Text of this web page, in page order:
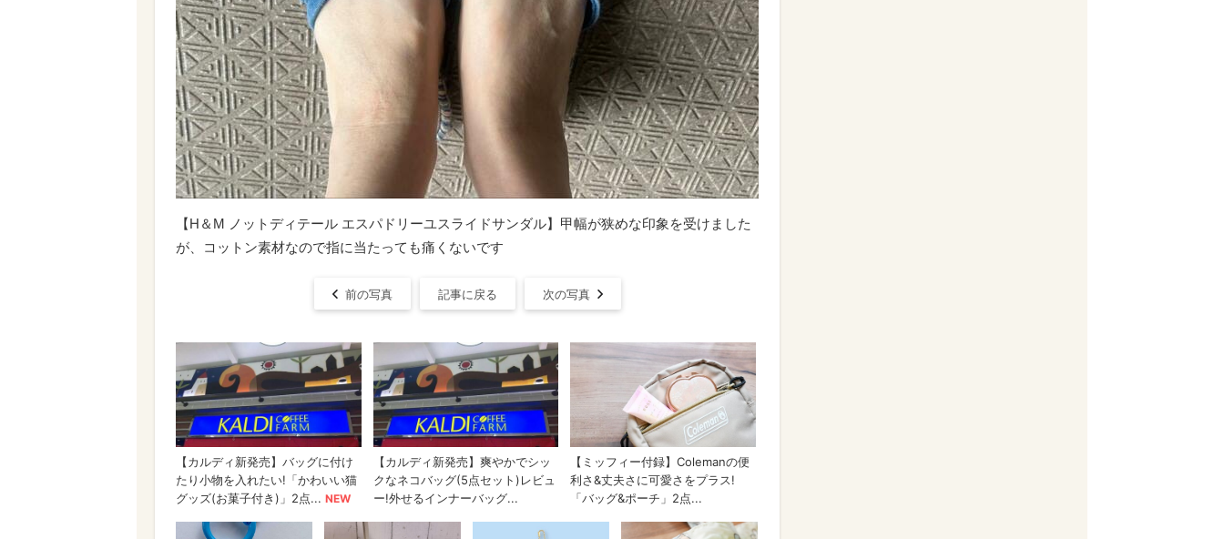
【H＆M ノットディテール エスパドリーユスライドサンダル】甲幅が狭めな印象を受けました
が、コットン素材なので指に当たっても痛くないです
前の写真 記事に戻る 次の写真